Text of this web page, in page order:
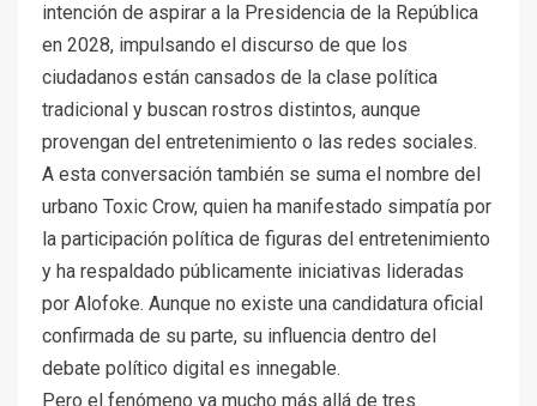
intención de aspirar a la Presidencia de la República
en 2028, impulsando el discurso de que los
ciudadanos están cansados de la clase política
tradicional y buscan rostros distintos, aunque
provengan del entretenimiento o las redes sociales.
A esta conversación también se suma el nombre del
urbano Toxic Crow, quien ha manifestado simpatía por
la participación política de figuras del entretenimiento
y ha respaldado públicamente iniciativas lideradas
por Alofoke. Aunque no existe una candidatura oficial
confirmada de su parte, su influencia dentro del
debate político digital es innegable.
Pero el fenómeno va mucho más allá de tres